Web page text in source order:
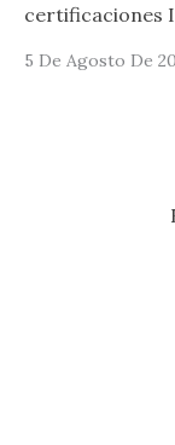
certificaciones
5 De Agosto De